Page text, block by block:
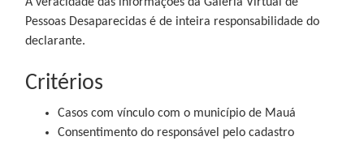
A veracidade das informações da Galeria Virtual de
Pessoas Desaparecidas é de inteira responsabilidade do
declarante.
Critérios
Casos com vínculo com o município de Mauá
Consentimento do responsável pelo cadastro